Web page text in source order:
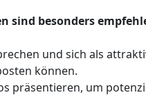
sind besonders
und sich als
können.
präsentieren, um